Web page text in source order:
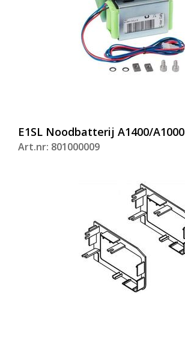
E1SL Noodbatterij A1400/A1000
Art.nr: 801000009